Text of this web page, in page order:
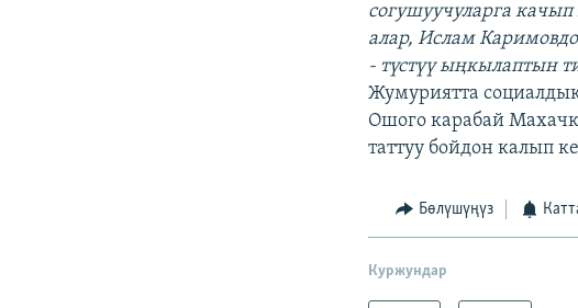
согушуучуларга
алар, Ислам
- түстүү ыңкылаптын
Жумуриятта
Ошого карабай
таттуу бойдон калып
Бөлүшүңүз
Куржундар